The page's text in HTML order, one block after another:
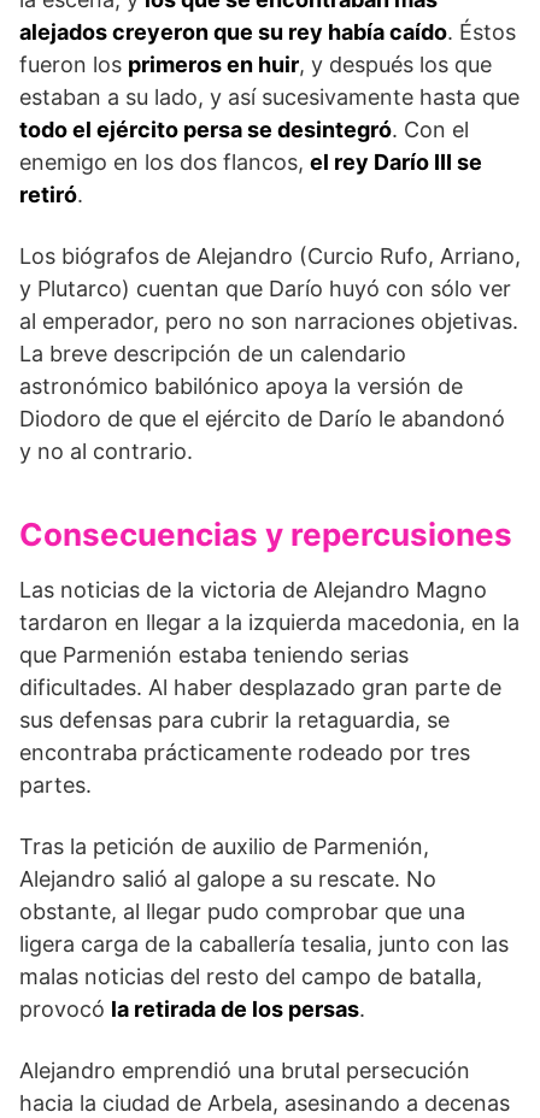
alejados creyeron que su rey había caído. Éstos
fueron los primeros en huir, y después los que
estaban a su lado, y así sucesivamente hasta que
todo el ejército persa se desintegró. Con el
enemigo en los dos flancos, el rey Darío III se
retiró.
Los biógrafos de Alejandro (Curcio Rufo, Arriano,
y Plutarco) cuentan que Darío huyó con sólo ver
al emperador, pero no son narraciones objetivas.
La breve descripción de un calendario
astronómico babilónico apoya la versión de
Diodoro de que el ejército de Darío le abandonó
y no al contrario.
Consecuencias y repercusiones
Las noticias de la victoria de Alejandro Magno
tardaron en llegar a la izquierda macedonia, en la
que Parmenión estaba teniendo serias
dificultades. Al haber desplazado gran parte de
sus defensas para cubrir la retaguardia, se
encontraba prácticamente rodeado por tres
partes.
Tras la petición de auxilio de Parmenión,
Alejandro salió al galope a su rescate. No
obstante, al llegar pudo comprobar que una
ligera carga de la caballería tesalia, junto con las
malas noticias del resto del campo de batalla,
provocó la retirada de los persas.
Alejandro emprendió una brutal persecución
hacia la ciudad de Arbela, asesinando a decenas